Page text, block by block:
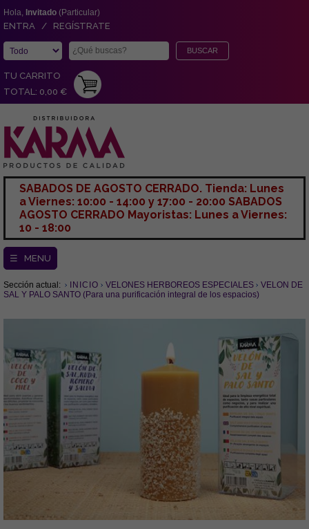
Hola, Invitado (Particular)
ENTRA / REGÍSTRATE
TU CARRITO
TOTAL: 0,00 €
SABADOS DE AGOSTO CERRADO. Tienda: Lunes
a Viernes: 10:00 - 14:00 y 17:00 - 20:00 SABADOS
AGOSTO CERRADO Mayoristas: Lunes a Viernes:
10 - 18:00
☰ MENU
Sección actual: INICIO VELONES HERBOREOS ESPECIALES
VELON DE
SAL Y PALO SANTO (Para una purificación integral de los espacios)